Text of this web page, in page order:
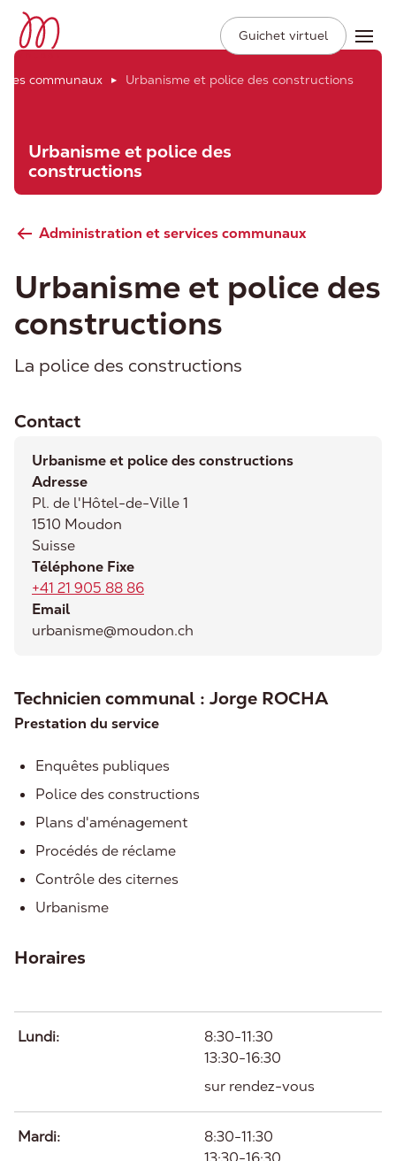
Aller
au
Ville de Moudon
Secondary
Navigation
Guichet virtuel
communaux Urbanisme et police des constructions
Urbanisme et police des
constructions
Administration et services communaux
Urbanisme et police des
constructions
La police des constructions
Contact
Urbanisme et police des constructions
Adresse
Pl. de l'Hôtel-de-Ville 1
1510 Moudon
Suisse
Téléphone Fixe
+41 21 905 88 86
Email
urbanisme@moudon.ch
Technicien communal : Jorge ROCHA
Prestation du service
Enquêtes publiques
Police des constructions
Plans d'aménagement
Procédés de réclame
Contrôle des citernes
Urbanisme
Horaires
Jour
Plage
horaire
Commentaire
Lundi:
8:30-11:30
13:30-16:30
sur rendez-vous
Mardi:
8:30-11:30